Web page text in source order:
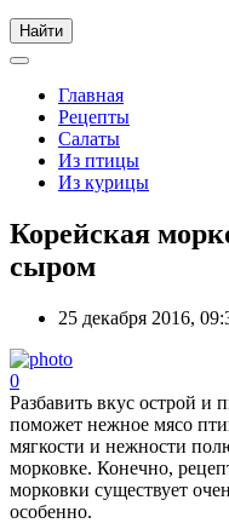
Главная
Рецепты
Салаты
Из птицы
Из курицы
Корейская
сыром
25 декабря 2016,
0
Разбавить вкус острой и
поможет нежное мясо
мягкости и нежности
морковке. Конечно,
морковки существует
особенно.